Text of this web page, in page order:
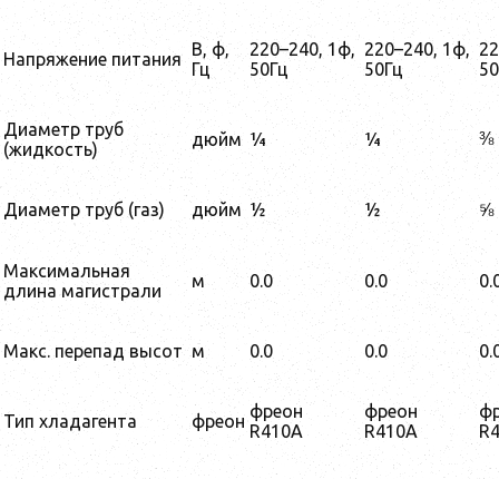
Напряжение питания
В, ф,
Гц
220–240, 1ф,
50Гц
220–240, 1ф,
50Гц
Диаметр труб
(жидкость)
дюйм ¼ ¼ ⅜
Диаметр труб (газ) дюйм ½ ½ ⅝
Максимальная
длина магистрали
м 0.0 0.0
Макс. перепад высот м 0.0 0.0
Тип хладагента фреон фреон
R410A
фреон
R410A